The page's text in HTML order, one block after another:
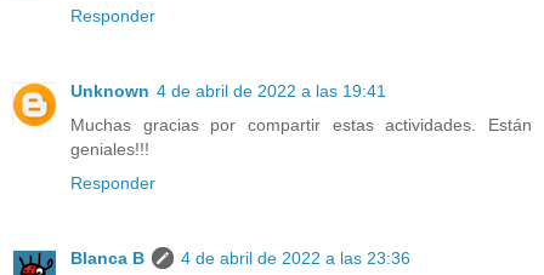
Responder
Unknown 4 de abril de 2022 a las 19:41
Muchas gracias por compartir estas actividades. Están
geniales!!!
Responder
Blanca B
4 de abril de 2022 a las 23:36